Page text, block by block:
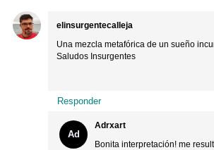
elinsurgentecalleja
Una mezcla metafórica de un sueño
Saludos Insurgentes
Responder
Ad
Adrxart
Bonita interpretación! me